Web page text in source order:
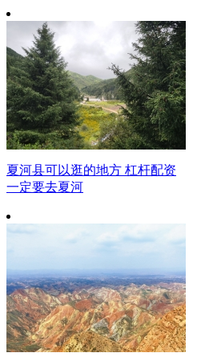
夏河县可以逛的地方 杠杆配资
一定要去夏河